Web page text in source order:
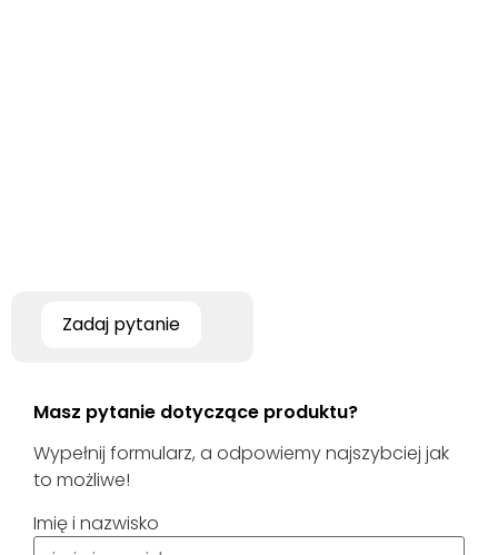
Zadaj pytanie
Masz pytanie dotyczące produktu?
Wypełnij formularz, a odpowiemy najszybciej jak
to możliwe!
Imię i nazwisko